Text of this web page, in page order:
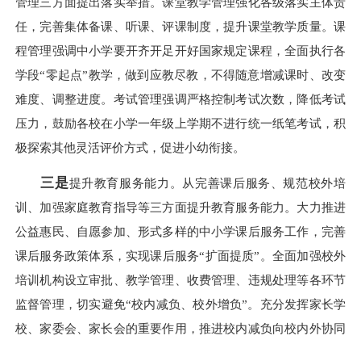
任，完善集体备课、听课、评课制度，提升课堂教学质量。课
程管理强调中小学要开齐开足开好国家规定课程，全面执行各
学段“零起点”教学，做到应教尽教，不得随意增减课时、改变
难度、调整进度。考试管理强调严格控制考试次数，降低考试
压力，鼓励各校在小学一年级上学期不进行统一纸笔考试，积
极探索其他灵活评价方式，促进小幼衔接。
三是提升教育服务能力。从完善课后服务、规范校外培
训、加强家庭教育指导等三方面提升教育服务能力。大力推进
公益惠民、自愿参加、形式多样的中小学课后服务工作，完善
课后服务政策体系，实现课后服务“扩面提质”。全面加强校外
培训机构设立审批、教学管理、收费管理、违规处理等各环节
监督管理，切实避免“校内减负、校外增负”。充分发挥家长学
校、家委会、家长会的重要作用，推进校内减负向校内外协同